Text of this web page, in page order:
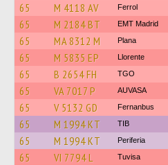
65 M 4118 AV Ferrol
65 M 2184 BT EMT Madrid
65 MA 8312 M Plana
65 M 5835 EP Llorente
65 B 2654 FH TGO
65 VA 7017 P AUVASA
65 V 5132 GD Fernanbus
65 M 1994 KT TIB
65 M 1994 KT Periferia
65 VI 7794 L Tuvisa